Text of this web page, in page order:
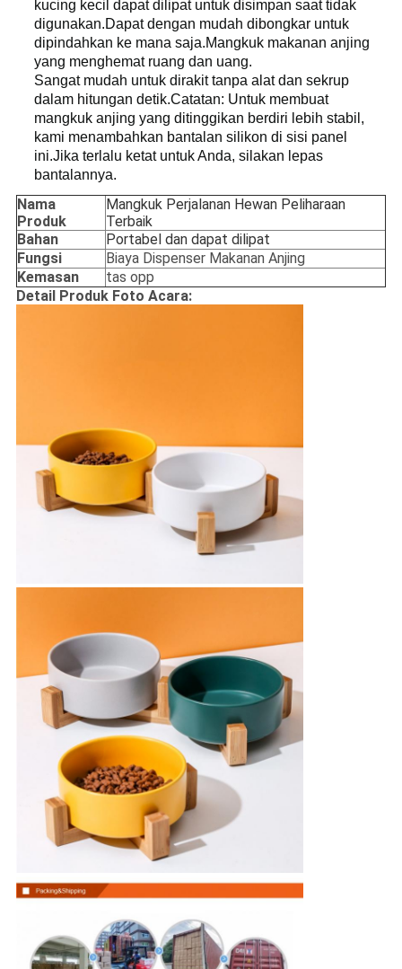
kucing kecil dapat dilipat untuk disimpan saat tidak
digunakan.Dapat dengan mudah dibongkar untuk
dipindahkan ke mana saja.Mangkuk makanan anjing
yang menghemat ruang dan uang.
Sangat mudah untuk dirakit tanpa alat dan sekrup
dalam hitungan detik.Catatan: Untuk membuat
mangkuk anjing yang ditinggikan berdiri lebih stabil,
kami menambahkan bantalan silikon di sisi panel
ini.Jika terlalu ketat untuk Anda, silakan lepas
bantalannya.
Nama
Produk
Mangkuk Perjalanan Hewan Peliharaan
Terbaik
Bahan
Portabel dan dapat dilipat
Fungsi
Biaya Dispenser Makanan Anjing
Kemasan
tas opp
Detail Produk Foto Acara: